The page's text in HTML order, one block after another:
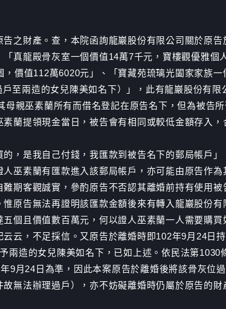
之財產。查，本院函詢龍巖股份有限公司關於原告
真龍殿骨灰室一個價值14萬7千元，寶樓觀優雅個
價值112萬6020元」、「寶藏苑琉璃光闔家家族一
至兩造的女兒陳美如名下）」，此有龍巖股份有限
親巫素蘭所有而借名登記在原告名下，但為被告
蘭提領現金當日，被告會有相同或較低金額存入，
，是我自己付錢，我匯款到被告名下的郵局帳戶」
巫素蘭有匯款進入該郵局帳戶，亦可能由原告作
期客觀誠實，參酌原告不否認其離婚前持有使用
原告無法再證明該匯款金額後來有轉入龍巖股份有
個且價值數百萬元，何以證人巫素蘭一人需要購買
云，不足採信。又原告於離婚時即102年9月24日
造的女兒陳美如名下，已如上述。依民法第1030
9月24日為準，因此本案原告於離婚後將該骨灰位
無法辦理過戶），亦不妨礙離婚時仍屬於原告的財